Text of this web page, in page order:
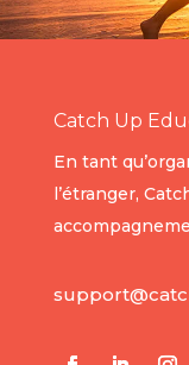
Catch Up
En tant
l’étranger,